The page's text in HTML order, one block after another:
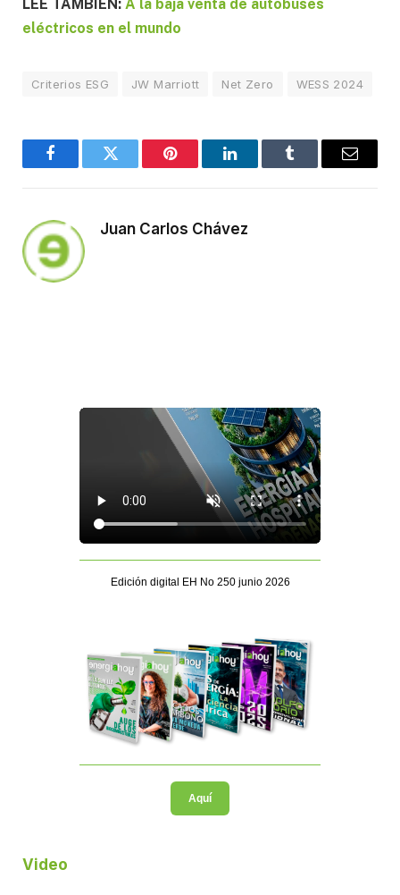
LEE TAMBIÉN: A la baja venta de autobuses
eléctricos en el mundo
Criterios ESG JW Marriott Net Zero WESS 2024
FacebookTwitter Pinterest LinkedInTumblr Email
Juan Carlos Chávez
Edición digital EH No 250 junio 2026
Aquí
Video